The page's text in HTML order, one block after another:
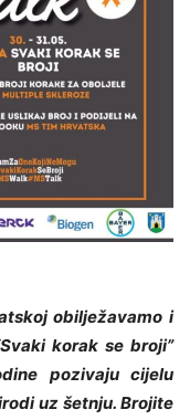
obilježavamo i
korak se broji”
pozivaju cijelu
uz šetnju. Brojite